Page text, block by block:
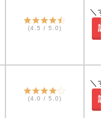
(4.5 / 5.0)
＼す
詳
(4.0 / 5.0)
＼す
詳